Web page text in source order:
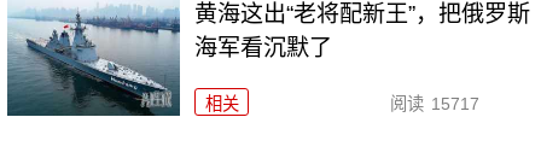
黄海这出“老将配新王”，把俄罗斯
海军看沉默了
相关 阅读 15717